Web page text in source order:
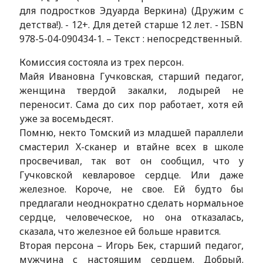
для подростков Эдуарда Веркина) (Дружим с
детства!). - 12+. Для детей старше 12 лет. - ISBN
978-5-04-090434-1. – Текст : непосредственный.
Комиссия состояла из трех персон.
Майя Ивановна Гучковская, старший педагог,
женщина твердой закалки, лодырей не
переносит. Сама до сих пор работает, хотя ей
уже за восемьдесят.
Помню, некто Томский из младшей параллели
смастерил Х-сканер и втайне всех в школе
просвечивал, так вот он сообщил, что у
Гучковской кевларовое сердце. Или даже
железное. Короче, не свое. Ей будто бы
предлагали неоднократно сделать нормальное
сердце, человеческое, но она отказалась,
сказала, что железное ей больше нравится.
Вторая персона – Игорь Бек, старший педагог,
мужчина с настоящим сердцем. Добрый.